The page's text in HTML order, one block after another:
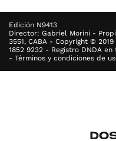
Edición N9413
Director: Gabriel Morini -
3551, CABA - Copyright ©
1852 9232 - Registro DNDA
- Términos y condiciones de